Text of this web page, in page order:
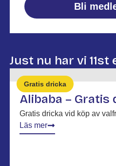
Bli
Just nu har vi
Gratis dricka
Alibaba – Gratis
Gratis dricka vid köp av
Läs mer